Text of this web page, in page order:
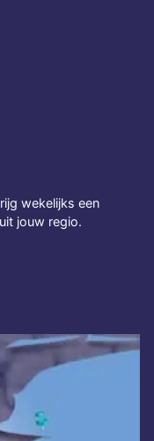
wekelijks een
jouw regio.